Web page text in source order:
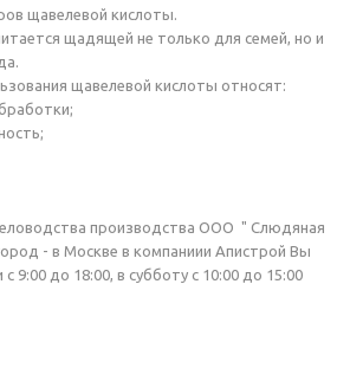
щавелевой кислоты.
щадящей не только для семей, но и
щавелевой кислоты относят:
производства ООО " Слюдяная
- в Москве в компаниии Апистрой Вы
9:00 до 18:00, в субботу с 10:00 до 15:00